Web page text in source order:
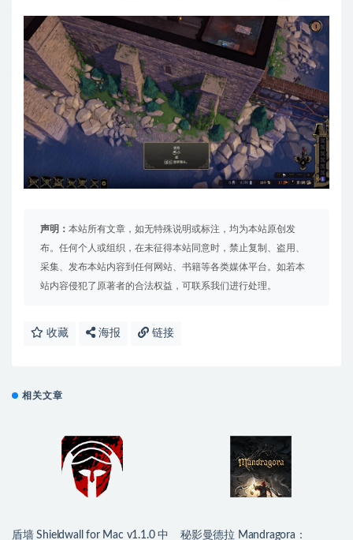
声明： 本站所有文章，如无特殊说明或标注，均为本站原创发
布。任何个人或组织，在未征得本站同意时，禁止复制、盗用、
采集、发布本站内容到任何网站、书籍等各类媒体平台。如若本
站内容侵犯了原著者的合法权益，可联系我们进行处理。
收藏 海报 链接
相关文章
盾墙 Shieldwall for Mac v1.1.0 中
秘影曼德拉 Mandragora：